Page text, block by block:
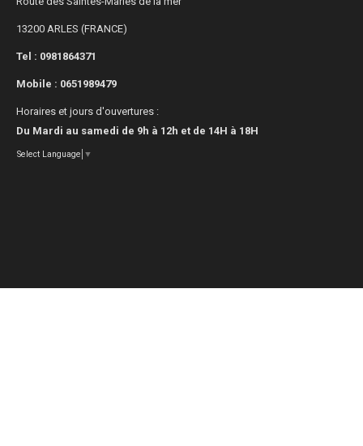
13200 ARLES (FRANCE)
Tel : 0981864371
Mobile : 0651989479
Horaires et jours d'ouvertures :
Du Mardi au samedi de 9h à 12h et de 14H à 18H
Select Language ▼